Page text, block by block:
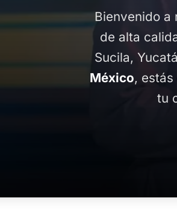
Bienvenido a
de alta
Sucila,
México,
tu